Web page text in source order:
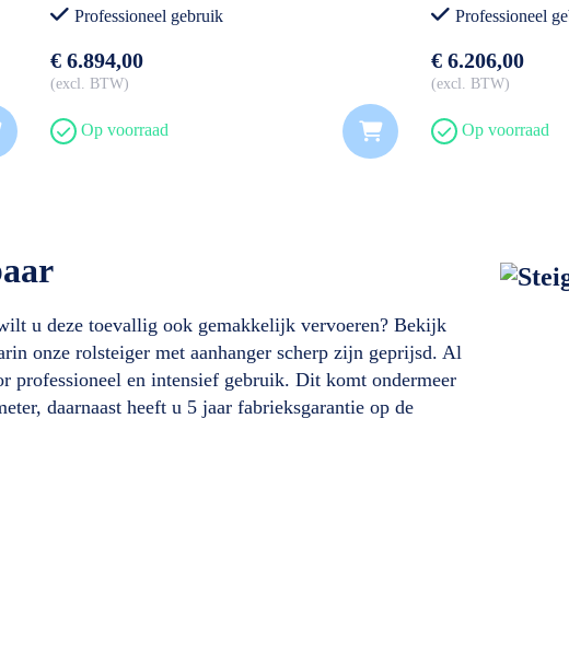
Professioneel gebruik
€ 6.894,00
excl. BTW
Op voorraad
Professioneel
€ 6.206,00
excl. BTW
Op voorraad
u deze toevallig ook gemakkelijk vervoeren? Bekijk
onze rolsteiger met aanhanger scherp zijn geprijsd. Al
professioneel en intensief gebruik. Dit komt ondermeer
daarnaast heeft u 5 jaar fabrieksgarantie op de